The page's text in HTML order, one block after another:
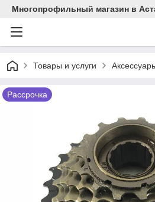
Многопрофильный магазин в
Товары и услуги
Рассрочка